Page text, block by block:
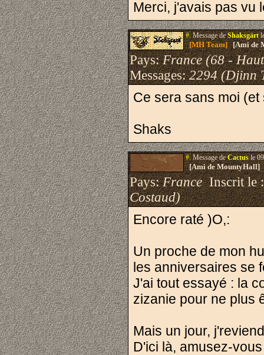
Merci, j'avais pas vu
#.Message deShaksgärt
[MH Team][Ami de
Pays:France (68 -
Messages:2294 (Djinn
Ce sera sans moi
Shaks
#.Message deCactusle
[Ami de MountyHall]
Pays:FranceInscrit le
Costaud)
Encore raté )O,:
Un proche de mon
les anniversaires se
J'ai tout essayé : la
zizanie pour ne plus
Mais un jour,
D'ici là, amusez-